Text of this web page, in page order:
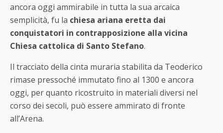
ancora oggi ammirabile in tutta la sua arcaica
semplicità, fu la chiesa ariana eretta dai
conquistatori in contrapposizione alla vicina
Chiesa cattolica di Santo Stefano.
Il tracciato della cinta muraria stabilita da Teoderico
rimase pressoché immutato fino al 1300 e ancora
oggi, per quanto ricostruito in materiali diversi nel
corso dei secoli, può essere ammirato di fronte
all’Arena.